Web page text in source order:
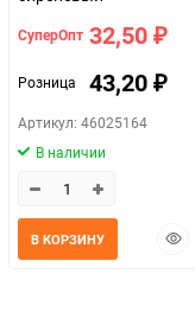
СуперОпт 32,50 ₽
Розница 43,20 ₽
Артикул: 46025164
В наличии
В КОРЗИНУ